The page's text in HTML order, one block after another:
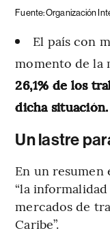
Fuente: Organización
El país con
momento de la
26,1% de los
dicha situación.
Un lastre
En un resumen
“la
mercados de
Caribe”.